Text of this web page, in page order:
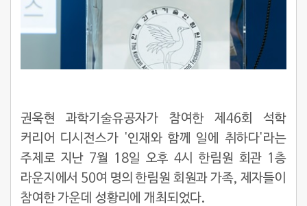
권욱현 과학기술유공자가 참여한 제46회 석학
커리어 디시전스가 '인재와 함께 일에 취하다'라는
주제로 지난 7월 18일 오후 4시 한림원 회관 1층
라운지에서 50여 명의 한림원 회원과 가족, 제자들이
참여한 가운데 성황리에 개최되었다.